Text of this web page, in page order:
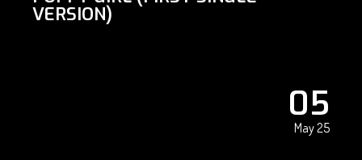
VERSION)
05
May 25